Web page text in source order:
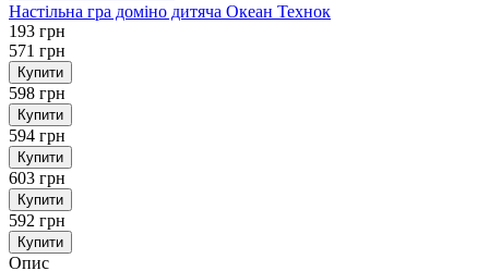
Настільна гра доміно дитяча Океан Технок
193 грн
571 грн
Купити
598 грн
Купити
594 грн
Купити
603 грн
Купити
592 грн
Купити
Опис